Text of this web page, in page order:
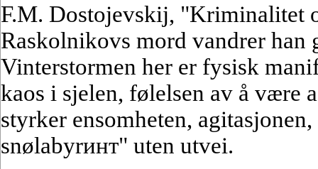
F.M. Dostojevskij, "Kriminalitet
Raskolnikovs mord vandrer han
Vinterstormen her er fysisk
kaos i sjelen, følelsen av å være
styrker ensomheten,
snølabyrинт" uten utvei.